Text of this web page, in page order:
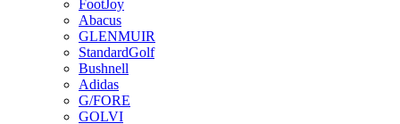
FootJoy
Abacus
GLENMUIR
StandardGolf
Bushnell
Adidas
G/FORE
GOLVI